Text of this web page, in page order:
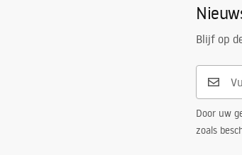
Safety_Information_Faucets.pdfBlijf op
Door uw
zoals